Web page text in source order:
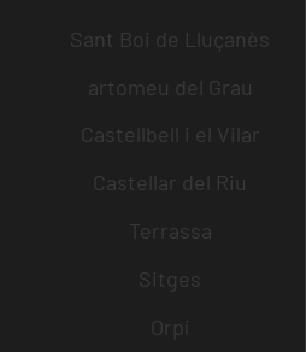
Sant Boi de Lluçanès
artomeu del Grau
Castellbell i el Vilar
Castellar del Riu
Terrassa
Sitges
Orpí